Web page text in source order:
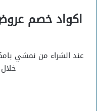
اكواد خصم
عند الشراء من نمشي
خلال